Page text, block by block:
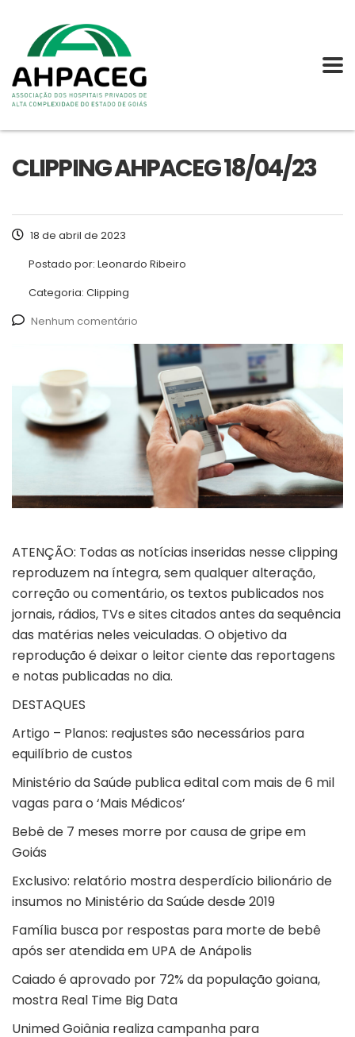
CLIPPING AHPACEG 18/04/23
18 de abril de 2023
Postado por: Leonardo Ribeiro
Categoria: Clipping
Nenhum comentário
ATENÇÃO: Todas as notícias inseridas nesse clipping
reproduzem na íntegra, sem qualquer alteração,
correção ou comentário, os textos publicados nos
jornais, rádios, TVs e sites citados antes da sequência
das matérias neles veiculadas. O objetivo da
reprodução é deixar o leitor ciente das reportagens
e notas publicadas no dia.
DESTAQUES
Artigo – Planos: reajustes são necessários para
equilíbrio de custos
Ministério da Saúde publica edital com mais de 6 mil
vagas para o ‘Mais Médicos’
Bebê de 7 meses morre por causa de gripe em
Goiás
Exclusivo: relatório mostra desperdício bilionário de
insumos no Ministério da Saúde desde 2019
Família busca por respostas para morte de bebê
após ser atendida em UPA de Anápolis
Caiado é aprovado por 72% da população goiana,
mostra Real Time Big Data
Unimed Goiânia realiza campanha para